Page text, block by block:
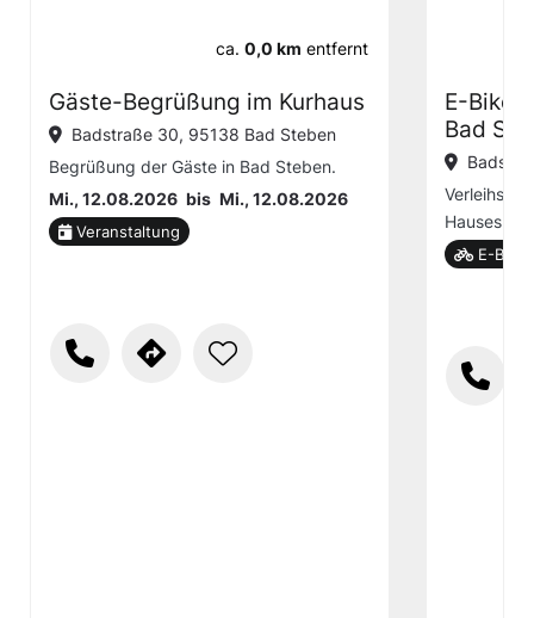
ca. 0,0 km entfernt
Gäste-Begrüßung im Kurhaus
Badstraße 30, 95138 Bad Steben
Begrüßung der Gäste in Bad Steben.
Mi., 12.08.2026 bis Mi., 12.08.2026
Veranstaltung
E-Bike-
Bad
Hauses.
E-